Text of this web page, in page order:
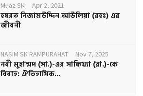
Muaz SK Apr 2, 2021
হযরত নিজামউদ্দিন আউলিয়া (রহঃ) এর
জীবনী
NASIM SK RAMPURAHAT Nov 7, 2025
নবী মুহাম্মদ (সা.)-এর সাফিয়্যা (রা.)-কে
বিবাহ: ঐতিহাসিক...